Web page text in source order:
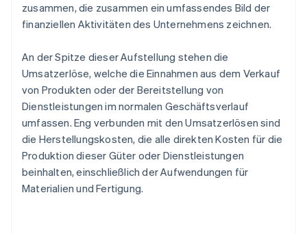
zusammen, die zusammen ein umfassendes Bild der
finanziellen Aktivitäten des Unternehmens zeichnen.
An der Spitze dieser Aufstellung stehen die
Umsatzerlöse, welche die Einnahmen aus dem Verkauf
von Produkten oder der Bereitstellung von
Dienstleistungen im normalen Geschäftsverlauf
umfassen. Eng verbunden mit den Umsatzerlösen sind
die Herstellungskosten, die alle direkten Kosten für die
Produktion dieser Güter oder Dienstleistungen
beinhalten, einschließlich der Aufwendungen für
Materialien und Fertigung.